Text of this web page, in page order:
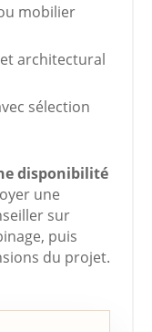
mobilier
architectural
sélection
disponibilité
une
sur
puis
du projet.